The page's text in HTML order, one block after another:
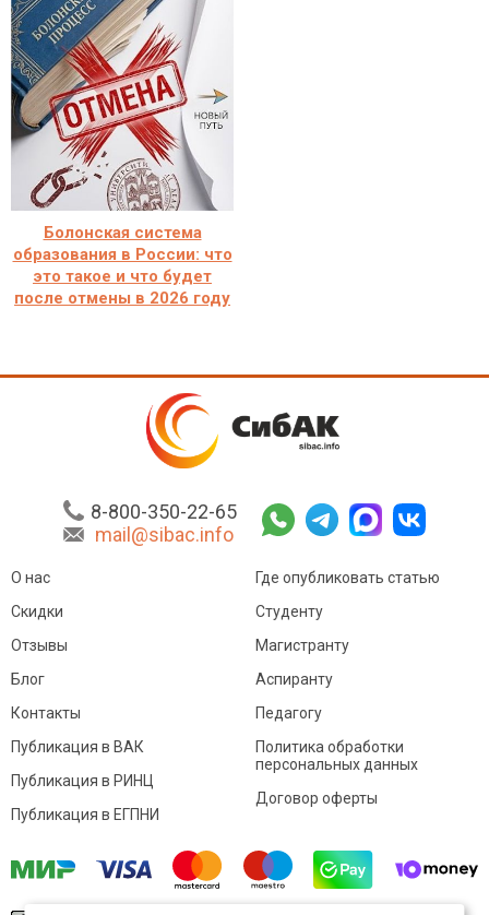
Болонская система
образования в России: что
это такое и что будет
после отмены в 2026 году
8-800-350-22-65
mail@sibac.info
О нас
Скидки
Отзывы
Блог
Контакты
Где опубликовать статью
Студенту
Магистранту
Аспиранту
Педагогу
Публикация в ВАК
Публикация в РИНЦ
Публикация в ЕГПНИ
Политика обработки
персональных данных
Договор оферты